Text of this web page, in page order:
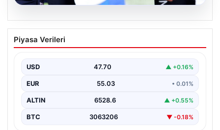
05.08.2026
Fenerbahçe’de Sakatlık Şoku: Jayden
Oosterwolde Maçtan Çekildi
Oosterwolde, UEFA Avrupa Ligi'nde Sturm Graz ile
karşılaştıkları zorlu mücadelede…
Piyasa Verileri
USD 47.70 ▲ +0.16%
EUR 55.03 • 0.01%
ALTIN 6528.6 ▲ +0.55%
BTC 3063206 ▼ -0.18%